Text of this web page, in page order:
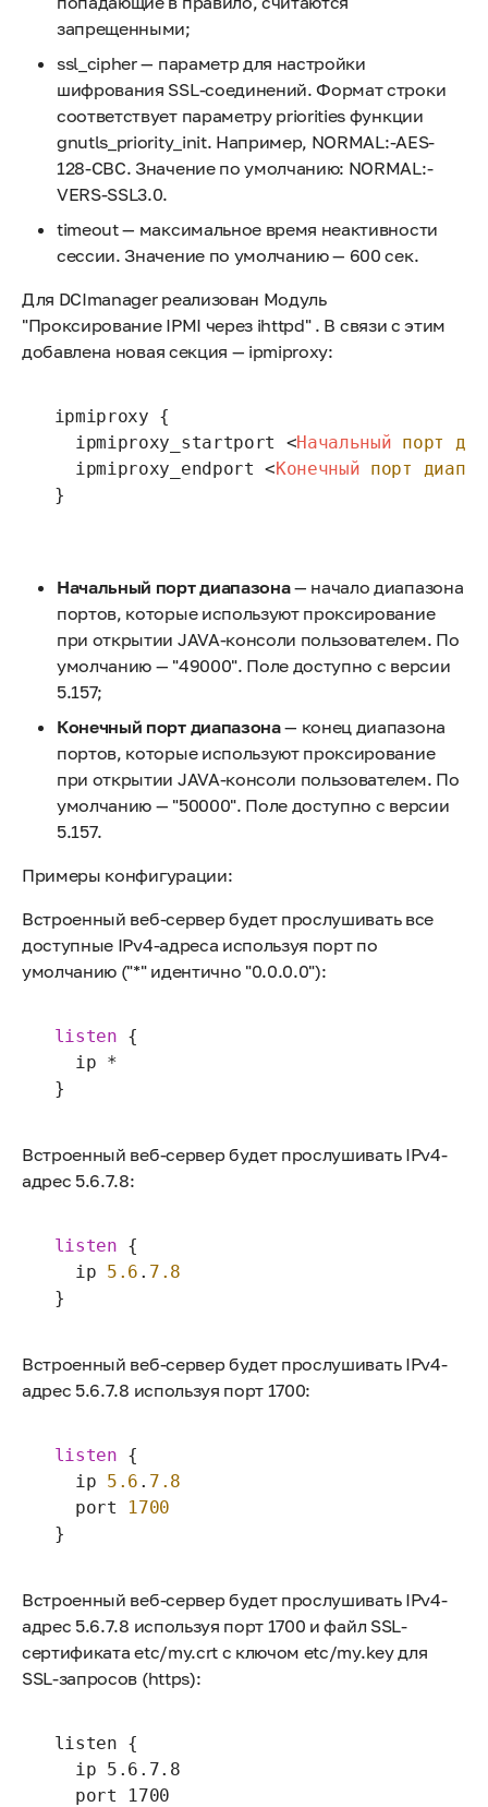
запрещенными;
ssl_cipher — параметр для настройки
шифрования SSL-соединений. Формат строки
соответствует параметру priorities функции
gnutls_priority_init. Например, NORMAL:-AES-
128-CBC. Значение по умолчанию: NORMAL:-
VERS-SSL3.0.
timeout — максимальное время неактивности
сессии. Значение по умолчанию — 600 сек.
Для DCImanager реализован Модуль
"Проксирование IPMI через ihttpd" . В связи с этим
добавлена новая секция — ipmiproxy:
ipmiproxy {
   ipmiproxy_startport
<Начальный порт
   ipmiproxy_endport
<Конечный порт
}
Начальный порт диапазона— начало диапазона
портов, которые используют проксирование
при открытии JAVA-консоли пользователем. По
умолчанию — "49000". Поле доступно с версии
5.157;
Конечный порт диапазона— конец диапазона
портов, которые используют проксирование
при открытии JAVA-консоли пользователем. По
умолчанию — "50000". Поле доступно с версии
5.157.
Примеры конфигурации:
Встроенный веб-сервер будет прослушивать все
доступные IPv4-адреса используя порт по
умолчанию ("*" идентично "0.0.0.0"):
listen {
   ip *
}
Встроенный веб-сервер будет прослушивать IPv4-
адрес 5.6.7.8:
listen {
   ip
5.6 . 7.8
}
Встроенный веб-сервер будет прослушивать IPv4-
адрес 5.6.7.8 используя порт 1700:
listen {
   ip
5.6 . 7.8
   port
1700
}
Встроенный веб-сервер будет прослушивать IPv4-
адрес 5.6.7.8 используя порт 1700 и файл SSL-
сертификата etc/my.crt с ключом etc/my.key для
SSL-запросов (https):
listen {
   ip 5.6.7.8
   port 1700